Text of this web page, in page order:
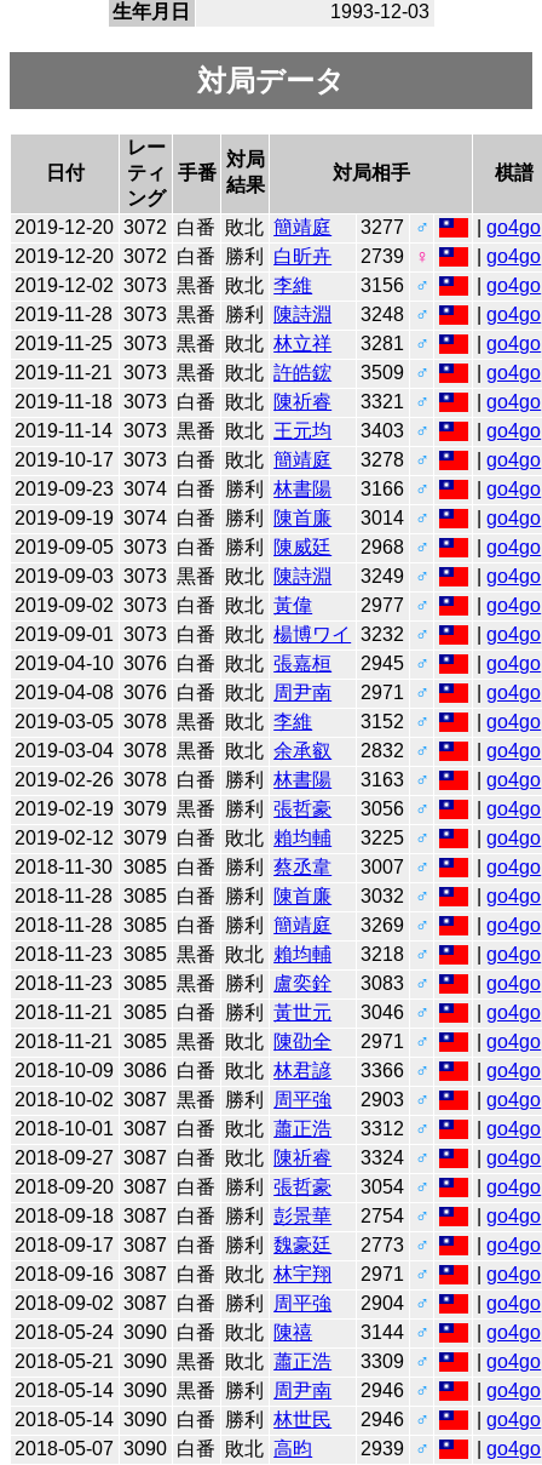
生年月日
1993-12-03
対局データ
日付
レー
ティ
ング
手番
対局
結果
対局相手 棋譜
2019-12-20 3072 白番 敗北 簡靖庭 3277 ♂ |go4go
2019-12-20 3072 白番 勝利 白昕卉 2739 ♀ |go4go
2019-12-02 3073 黒番 敗北 李維 3156 ♂ |go4go
2019-11-28 3073 黒番 勝利 陳詩淵 3248 ♂ |go4go
2019-11-25 3073 黒番 敗北 林立祥 3281 ♂ |go4go
2019-11-21 3073 黒番 敗北 許皓鋐 3509 ♂ |go4go
2019-11-18 3073 白番 敗北 陳祈睿 3321 ♂ |go4go
2019-11-14 3073 黒番 敗北 王元均 3403 ♂ |go4go
2019-10-17 3073 白番 敗北 簡靖庭 3278 ♂ |go4go
2019-09-23 3074 白番 勝利 林書陽 3166 ♂ |go4go
2019-09-19 3074 白番 勝利 陳首廉 3014 ♂ |go4go
2019-09-05 3073 白番 勝利 陳威廷 2968 ♂ |go4go
2019-09-03 3073 黒番 敗北 陳詩淵 3249 ♂ |go4go
2019-09-02 3073 白番 敗北 黃偉 2977 ♂ |go4go
2019-09-01 3073 白番 敗北 楊博ワイ 3232 ♂ |go4go
2019-04-10 3076 白番 敗北 張嘉桓 2945 ♂ |go4go
2019-04-08 3076 白番 敗北 周尹南 2971 ♂ |go4go
2019-03-05 3078 黒番 敗北 李維 3152 ♂ |go4go
2019-03-04 3078 黒番 敗北 余承叡 2832 ♂ |go4go
2019-02-26 3078 白番 勝利 林書陽 3163 ♂ |go4go
2019-02-19 3079 黒番 勝利 張哲豪 3056 ♂ |go4go
2019-02-12 3079 白番 敗北 賴均輔 3225 ♂ |go4go
2018-11-30 3085 白番 勝利 蔡丞韋 3007 ♂ |go4go
2018-11-28 3085 白番 勝利 陳首廉 3032 ♂ |go4go
2018-11-28 3085 白番 勝利 簡靖庭 3269 ♂ |go4go
2018-11-23 3085 黒番 敗北 賴均輔 3218 ♂ |go4go
2018-11-23 3085 黒番 勝利 盧奕銓 3083 ♂ |go4go
2018-11-21 3085 白番 勝利 黃世元 3046 ♂ |go4go
2018-11-21 3085 黒番 敗北 陳劭全 2971 ♂ |go4go
2018-10-09 3086 白番 敗北 林君諺 3366 ♂ |go4go
2018-10-02 3087 黒番 勝利 周平強 2903 ♂ |go4go
2018-10-01 3087 白番 敗北 蕭正浩 3312 ♂ |go4go
2018-09-27 3087 白番 敗北 陳祈睿 3324 ♂ |go4go
2018-09-20 3087 白番 勝利 張哲豪 3054 ♂ |go4go
2018-09-18 3087 白番 勝利 彭景華 2754 ♂ |go4go
2018-09-17 3087 白番 勝利 魏豪廷 2773 ♂ |go4go
2018-09-16 3087 白番 敗北 林宇翔 2971 ♂ |go4go
2018-09-02 3087 白番 勝利 周平強 2904 ♂ |go4go
2018-05-24 3090 白番 敗北 陳禧 3144 ♂ |go4go
2018-05-21 3090 黒番 敗北 蕭正浩 3309 ♂ |go4go
2018-05-14 3090 黒番 勝利 周尹南 2946 ♂ |go4go
2018-05-14 3090 白番 勝利 林世民 2946 ♂ |go4go
2018-05-07 3090 白番 敗北 高昀 2939 ♂ |go4go